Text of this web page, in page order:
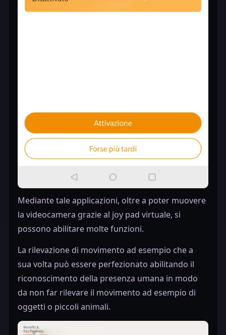
Mediante tale applicazioni, oltre a poter muovere
la videocamera grazie al joy pad virtuale, si
possono abilitare molte funzioni.
La rilevazione di movimento ad esempio che a
sua volta può essere perfezionato abilitando il
riconoscimento della presenza umana in modo
da non far rilevare il movimento ad esempio di
oggetti o piccoli animali.